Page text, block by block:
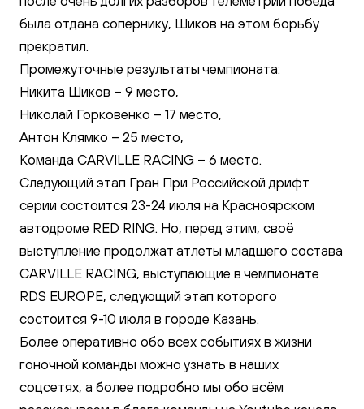
была отдана сопернику, Шиков на этом борьбу
прекратил.
Промежуточные результаты чемпионата:
Никита Шиков – 9 место,
Николай Горковенко – 17 место,
Антон Клямко – 25 место,
Команда CARVILLE RACING – 6 место.
Следующий этап Гран При Российской дрифт
серии состоится 23-24 июля на Красноярском
автодроме RED RING. Но, перед этим, своё
выступление продолжат атлеты младшего состава
CARVILLE RACING, выступающие в чемпионате
RDS EUROPE, следующий этап которого
состоится 9-10 июля в городе Казань.
Более оперативно обо всех событиях в жизни
гоночной команды можно узнать в наших
соцсетях, а более подробно мы обо всём